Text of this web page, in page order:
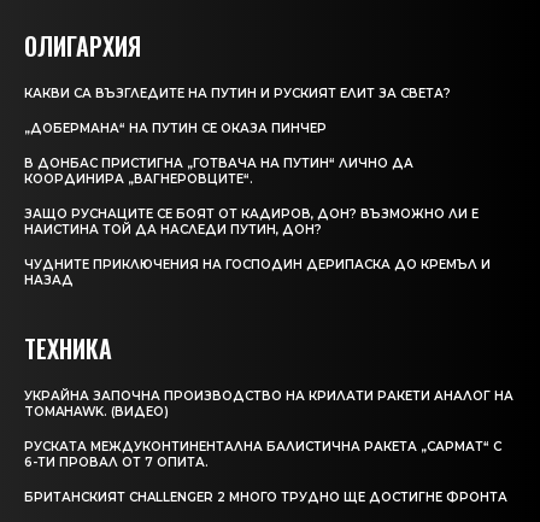
ОЛИГАРХИЯ
КАКВИ СА ВЪЗГЛЕДИТЕ НА ПУТИН И РУСКИЯТ ЕЛИТ ЗА СВЕТА?
„ДОБЕРМАНА“ НА ПУТИН СЕ ОКАЗА ПИНЧЕР
В ДОНБАС ПРИСТИГНА „ГОТВАЧА НА ПУТИН“ ЛИЧНО ДА
КООРДИНИРА „ВАГНЕРОВЦИТЕ“.
ЗАЩО РУСНАЦИТЕ СЕ БОЯТ ОТ КАДИРОВ, ДОН? ВЪЗМОЖНО ЛИ Е
НАИСТИНА ТОЙ ДА НАСЛЕДИ ПУТИН, ДОН?
ЧУДНИТЕ ПРИКЛЮЧЕНИЯ НА ГОСПОДИН ДЕРИПАСКА ДО КРЕМЪЛ И
НАЗАД
ТЕХНИКА
УКРАЙНА ЗАПОЧНА ПРОИЗВОДСТВО НА КРИЛАТИ РАКЕТИ АНАЛОГ НА
TOMAHAWK. (ВИДЕО)
РУСКАТА МЕЖДУКОНТИНЕНТАЛНА БАЛИСТИЧНА РАКЕТА „САРМАТ“ С
6-ТИ ПРОВАЛ ОТ 7 ОПИТА.
БРИТАНСКИЯТ CHALLENGER 2 МНОГО ТРУДНО ЩЕ ДОСТИГНЕ ФРОНТА